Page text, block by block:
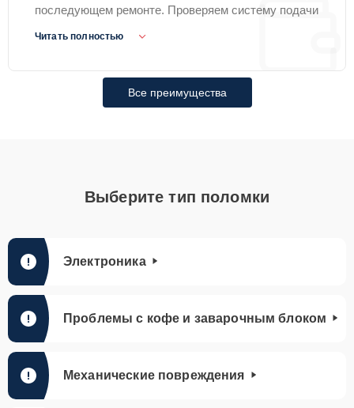
последующем ремонте. Проверяем систему подачи
Читать полностью
Все преимущества
Выберите тип поломки
Электроника
Проблемы с кофе и заварочным блоком
Механические повреждения